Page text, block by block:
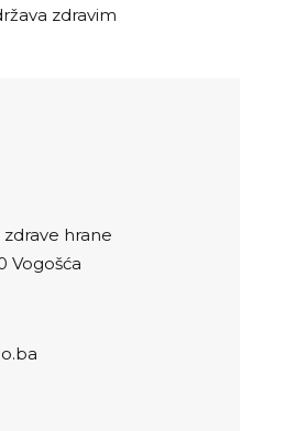
zdravim
hrane
Vogošća